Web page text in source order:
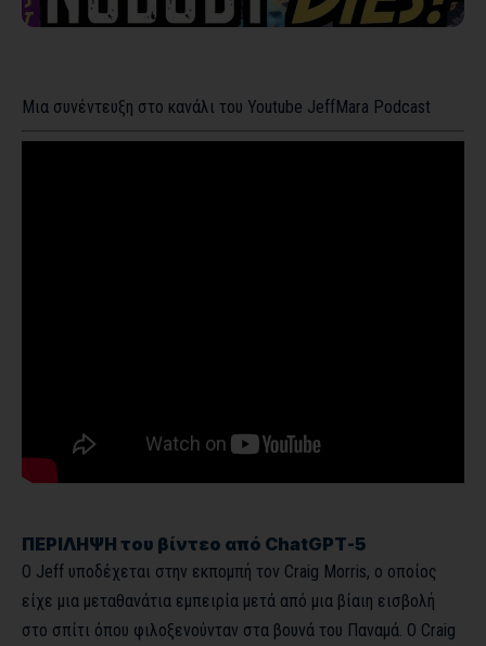
Μια συνέντευξη στο κανάλι του Youtube JeffMara Podcast
ΠΕΡΙΛΗΨΗ του βίντεο από ChatGPT-5
Ο Jeff υποδέχεται στην εκπομπή τον Craig Morris, ο οποίος
είχε μια μεταθανάτια εμπειρία μετά από μια βίαιη εισβολή
στο σπίτι όπου φιλοξενούνταν στα βουνά του Παναμά. Ο Craig